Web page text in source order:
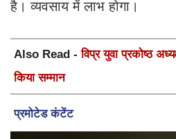
है। व्यवसाय में लाभ होगा।
Also Read -विप्र युवा प्रकोष्ठ
किया सम्मान